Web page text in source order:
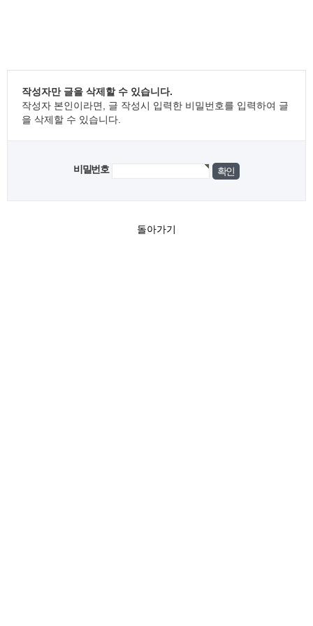
작성자만 글을 삭제할 수 있습니다.
작성자 본인이라면, 글 작성시 입력한 비밀번호를 입력하여 글
을 삭제할 수 있습니다.
비밀번호
돌아가기